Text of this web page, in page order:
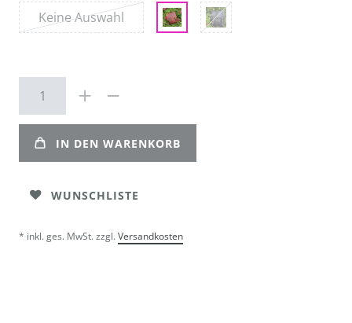
Keine Auswahl
IN DEN WARENKORB
WUNSCHLISTE
* inkl. ges. MwSt. zzgl.Versandkosten